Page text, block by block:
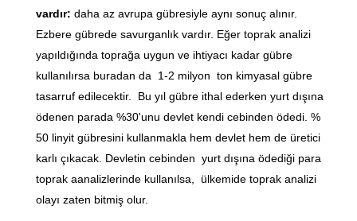
vardır: daha az avrupa gübresiyle aynı sonuç alınır.
Ezbere gübrede savurganlık vardır. Eğer toprak analizi
yapıldığında toprağa uygun ve ihtiyacı kadar gübre
kullanılırsa buradan da 1-2 milyon ton kimyasal gübre
tasarruf edilecektir. Bu yıl gübre ithal ederken yurt dışına
ödenen parada %30'unu devlet kendi cebinden ödedi. %
50 linyit gübresini kullanmakla hem devlet hem de üretici
karlı çıkacak. Devletin cebinden yurt dışına ödediği para
toprak aanalizlerinde kullanılsa, ülkemide toprak analizi
olayı zaten bitmiş olur.